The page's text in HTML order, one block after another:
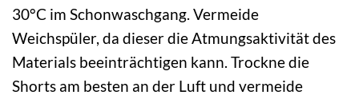
30°C im Schonwaschgang. Vermeide
Weichspüler, da dieser die Atmungsaktivität des
Materials beeinträchtigen kann. Trockne die
Shorts am besten an der Luft und vermeide